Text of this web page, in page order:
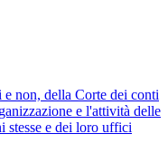
non, della Corte dei conti
e l'attività delle
stesse e dei loro uffici